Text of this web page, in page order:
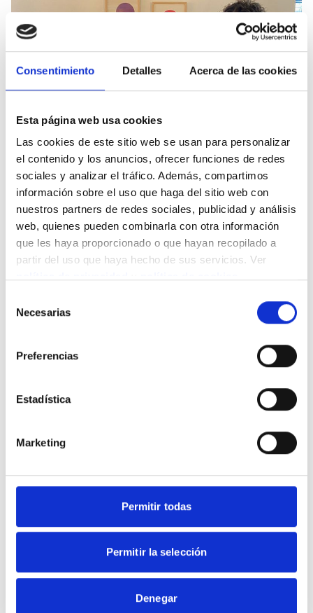
Consentimiento Detalles Acerca de las cookies
Esta página web usa cookies
Las cookies de este sitio web se usan para personalizar
el contenido y los anuncios, ofrecer funciones de redes
sociales y analizar el tráfico. Además, compartimos
información sobre el uso que haga del sitio web con
nuestros partners de redes sociales, publicidad y análisis
web, quienes pueden combinarla con otra información
que les haya proporcionado o que hayan recopilado a
partir del uso que haya hecho de sus servicios. Ver
Necesarias
Preferencias
Estadística
Marketing
Permitir todas
Permitir la selección
Denegar
Share this content